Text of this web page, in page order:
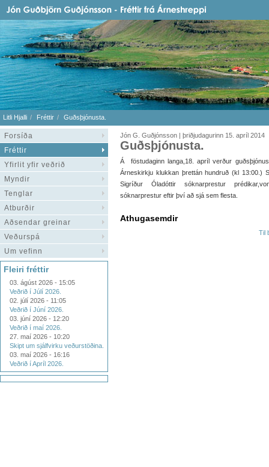
Litli Hjalli Fréttir Guðsþjónusta.
Forsíða
Fréttir
Yfirlit yfir veðrið
Myndir
Tenglar
Atburðir
Aðsendar greinar
Veðurspá
Um vefinn
Fleiri fréttir
03. ágúst 2026 - 15:05
Veðrið í Júlí 2026.
02. júlí 2026 - 11:05
Veðrið í Júní 2026.
03. júní 2026 - 12:20
Veðrið í maí 2026.
27. maí 2026 - 10:20
Skipt um sjálfvirku veðurstöðina.
03. maí 2026 - 16:16
Veðrið í Apríl 2026.
Jón G. Guðjónsson | þriðjudagurinn 15. apríl 2014
Guðsþjónusta.
Á föstudaginn langa,18. apríl verður
Árneskirkju klukkan þrettán hundruð (kl 13:00.)
Sigríður Óladóttir sóknarprestur
sóknarprestur eftir því að sjá sem flesta.
Athugasemdir
Til